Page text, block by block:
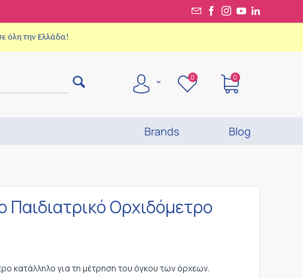
όλη την Ελλάδα!
0 0
Brands Blog
Παιδιατρικό Ορχιδόμετρο
κατάλληλο για τη μέτρηση του όγκου των όρχεων.